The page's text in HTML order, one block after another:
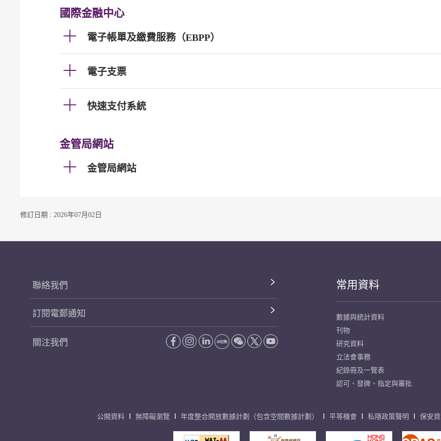
國際金融中心
電子帳單及繳費服務（EBPP）
電子支票
快速支付系統
金管局網站
金管局網站
修訂日期 : 2026年07月02日
聯絡我們
訂閱電郵通知
關注我們
常用資料
數據與統計資料
刊物
研究資料
立法會事務
紀錄冊及一覽表
認可、發牌、指定與審批
公開資料 無障礙瀏覽 年度整合開放數據計劃（包含空間數據計劃） 平等機會 私隱政策聲明 保安